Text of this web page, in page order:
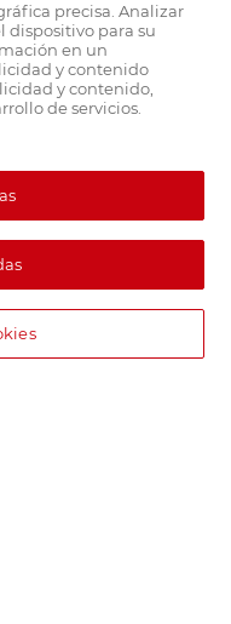
precisa. Analizar
dispositivo para su
en un
y contenido
y contenido,
de servicios.